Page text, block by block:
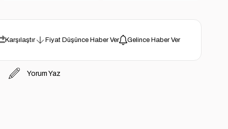
Karşılaştır Fiyat Düşünce Haber Ver Gelince Haber Ver
Yorum Yaz